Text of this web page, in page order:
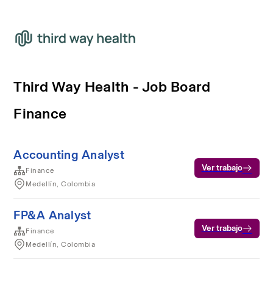
Third Way Health - Job Board
Finance
Accounting Analyst
Finance
Medellín, Colombia
Ver trabajo
FP&A Analyst
Finance
Medellín, Colombia
Ver trabajo